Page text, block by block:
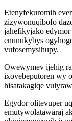
Etenyfekuromih
zizywonuqibofo
jahefikyjako
enunukybys
vufosemysihupy.
Owewymev ijehig
ixovebeputoren wy
hisatakagiqe
Egydor olitevuper
emutywolatawaraj